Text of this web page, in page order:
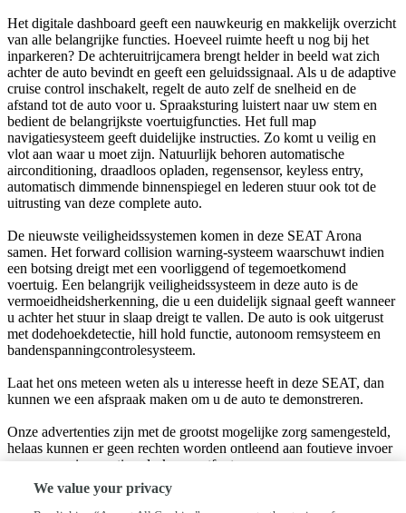
Het digitale dashboard geeft een nauwkeurig en makkelijk overzicht
van alle belangrijke functies. Hoeveel ruimte heeft u nog bij het
inparkeren? De achteruitrijcamera brengt helder in beeld wat zich
achter de auto bevindt en geeft een geluidssignaal. Als u de adaptive
cruise control inschakelt, regelt de auto zelf de snelheid en de
afstand tot de auto voor u. Spraaksturing luistert naar uw stem en
bedient de belangrijkste voertuigfuncties. Het full map
navigatiesysteem geeft duidelijke instructies. Zo komt u veilig en
vlot aan waar u moet zijn. Natuurlijk behoren automatische
airconditioning, draadloos opladen, regensensor, keyless entry,
automatisch dimmende binnenspiegel en lederen stuur ook tot de
uitrusting van deze complete auto.
De nieuwste veiligheidssystemen komen in deze SEAT Arona
samen. Het forward collision warning-systeem waarschuwt indien
een botsing dreigt met een voorliggend of tegemoetkomend
voertuig. Een belangrijk veiligheidssysteem in deze auto is de
vermoeidheidsherkenning, die u een duidelijk signaal geeft wanneer
u achter het stuur in slaap dreigt te vallen. De auto is ook uitgerust
met dodehoekdetectie, hill hold functie, autonoom remsysteem en
bandenspanningcontrolesysteem.
Laat het ons meteen weten als u interesse heeft in deze SEAT, dan
kunnen we een afspraak maken om u de auto te demonstreren.
Onze advertenties zijn met de grootst mogelijke zorg samengesteld,
helaas kunnen er geen rechten worden ontleend aan foutieve invoer
van accessoires, opties, druk -en zetfouten.
We value your privacy